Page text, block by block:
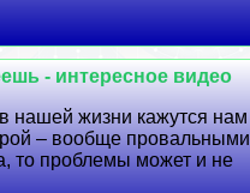
- интересное видео
нашей жизни кажутся нам
– вообще
то проблемы может и не